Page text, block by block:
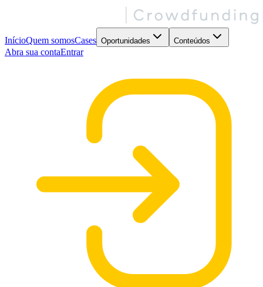
InícioQuem somosCases Oportunidades Conteúdos
Abra sua contaEntrar